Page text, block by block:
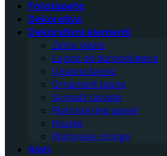
Fototapete
Dekorativa
Dekorativni elementi
Zidne lajsne
Lajsne od duropolimera
Ugaone lajsne
Ornament lajsne
Skrivači rasvete
Plafonski led paneli
Rozete
Plafonske obloge
Alati